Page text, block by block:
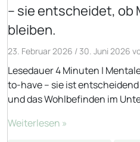
– sie entscheidet, ob
bleiben.
23. Februar 2026 / 30. Juni 2026
Lesedauer 4 Minuten |
to-have – sie ist
und das Wohlbefinden im
Weiterlesen »